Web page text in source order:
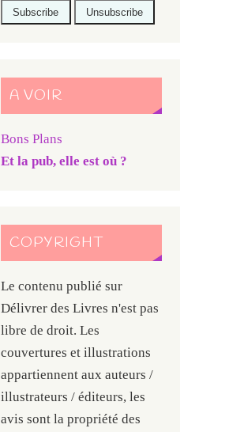
A VOIR
Bons Plans
Et la pub, elle est où ?
COPYRIGHT
Le contenu publié sur
Délivrer des Livres n'est pas
libre de droit. Les
couvertures et illustrations
appartiennent aux auteurs /
illustrateurs / éditeurs, les
avis sont la propriété des